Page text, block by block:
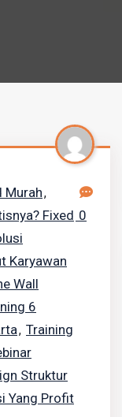
Murah,
Fixed
Karyawan
Wall
6
, Training
Struktur
Yang Profit
0